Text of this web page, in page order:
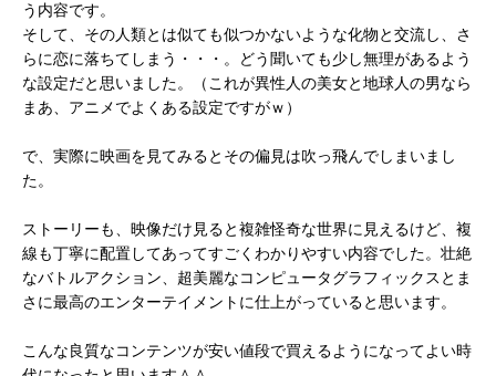
う内容です。
そして、その人類とは似ても似つかないような化物と交流し、さ
らに恋に落ちてしまう・・・。どう聞いても少し無理があるよう
な設定だと思いました。（これが異性人の美女と地球人の男なら
まあ、アニメでよくある設定ですがｗ）
で、実際に映画を見てみるとその偏見は吹っ飛んでしまいまし
た。
ストーリーも、映像だけ見ると複雑怪奇な世界に見えるけど、複
線も丁寧に配置してあってすごくわかりやすい内容でした。壮絶
なバトルアクション、超美麗なコンピュータグラフィックスとま
さに最高のエンターテイメントに仕上がっていると思います。
こんな良質なコンテンツが安い値段で買えるようになってよい時